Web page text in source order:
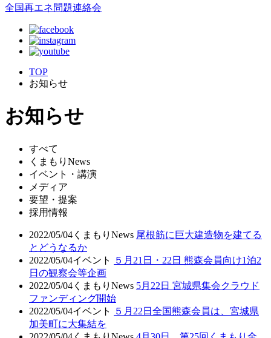
全国再エネ問題連絡会
TOP
お知らせ
お知らせ
すべて
くまもりNews
イベント・講演
メディア
要望・提案
採用情報
2022/05/04 くまもりNews 尾根筋に巨大建造物を建てる
とどうなるか
2022/05/04イベント
５月21日・22日 熊森会員向け1泊2
日の観察会等企画
2022/05/04 くまもりNews 5月22日 宮城県集会クラウド
ファンディング開始
2022/05/04イベント
５月22日全国熊森会員は、宮城県
加美町に大集結を